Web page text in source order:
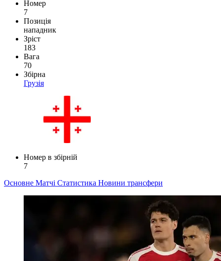
Номер
7
Позиція
нападник
Зріст
183
Вага
70
Збірна
Грузія
Номер в збірній
7
Основне Матчі Статистика Новини трансфери